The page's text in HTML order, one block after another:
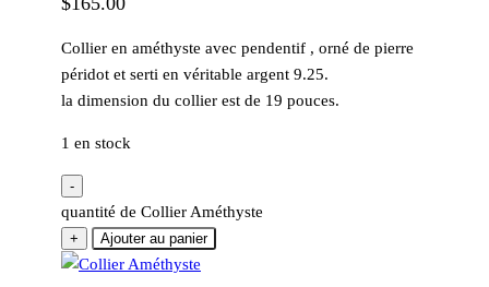
Collier en améthyste avec pendentif , orné de pierre
péridot et serti en véritable argent 9.25.
la dimension du collier est de 19 pouces.
1 en stock
-
quantité de Collier Améthyste
+ Ajouter au panier